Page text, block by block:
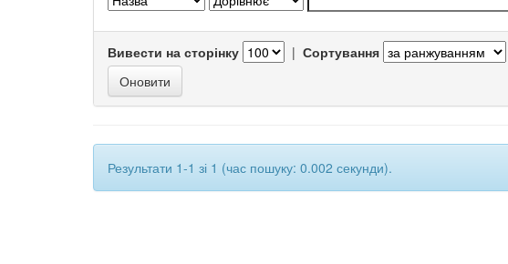
Вивести на сторінку | Сортування
Результати 1-1 зі 1 (час пошуку: 0.002 секунди).